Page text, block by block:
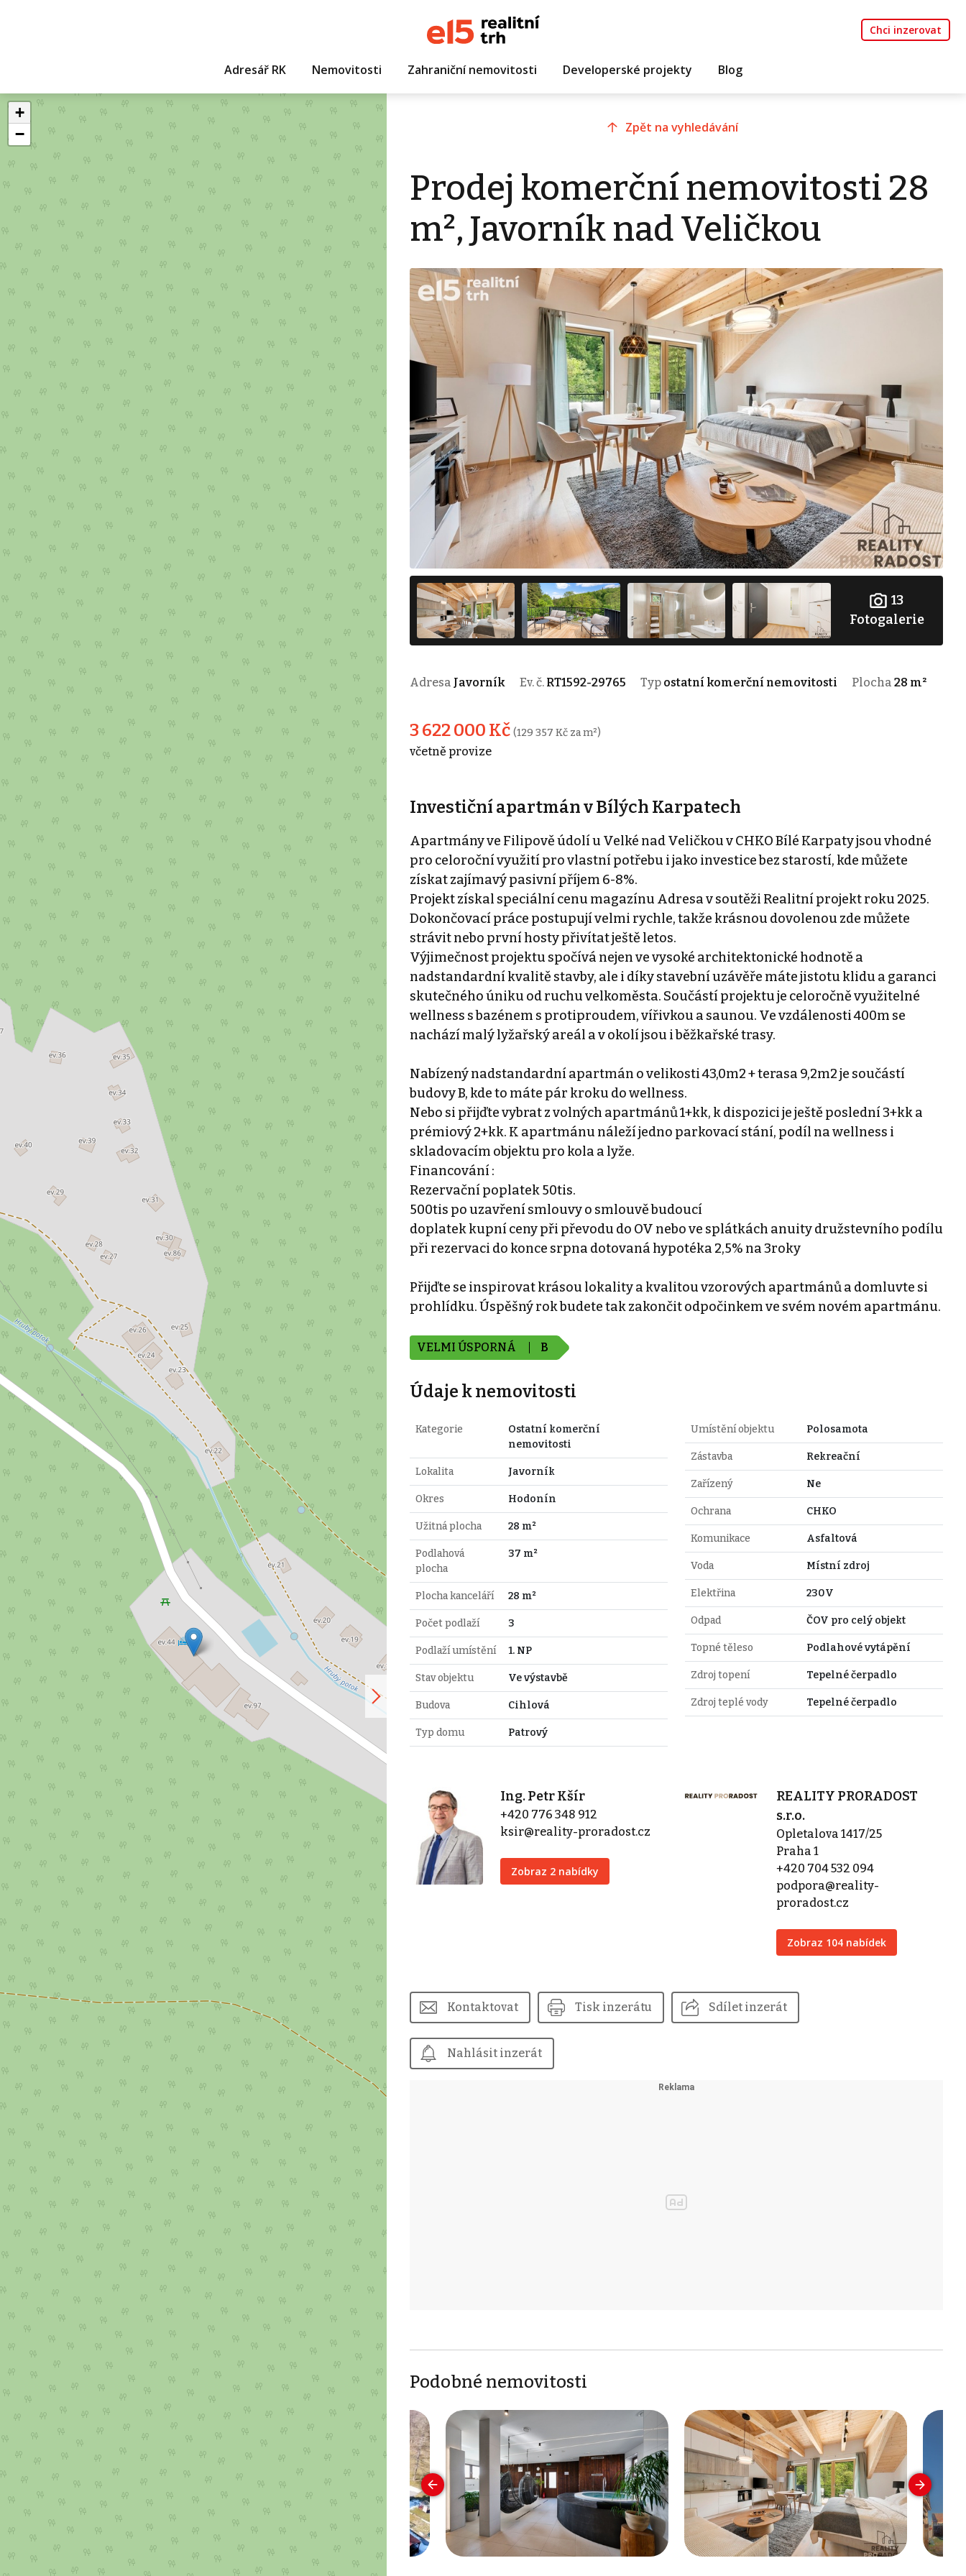
Chci inzerovat
Adresář RK Nemovitosti Zahraniční nemovitosti Developerské projekty Blog
+
−
Zpět na vyhledávání
Prodej komerční nemovitosti 28
m², Javorník nad Veličkou
13
Fotogalerie
Adresa Javorník Ev. č. RT1592-29765 Typ ostatní komerční nemovitosti Plocha 28 m²
3 622 000 Kč (129 357 Kč za m²)
včetně provize
Investiční apartmán v Bílých Karpatech
Apartmány ve Filipově údolí u Velké nad Veličkou v CHKO Bílé Karpaty jsou vhodné
pro celoroční využití pro vlastní potřebu i jako investice bez starostí, kde můžete
získat zajímavý pasivní příjem 6-8%.
Projekt získal speciální cenu magazínu Adresa v soutěži Realitní projekt roku 2025.
Dokončovací práce postupují velmi rychle, takže krásnou dovolenou zde můžete
strávit nebo první hosty přivítat ještě letos.
Výjimečnost projektu spočívá nejen ve vysoké architektonické hodnotě a
nadstandardní kvalitě stavby, ale i díky stavební uzávěře máte jistotu klidu a garanci
skutečného úniku od ruchu velkoměsta. Součástí projektu je celoročně využitelné
wellness s bazénem s protiproudem, vířivkou a saunou. Ve vzdálenosti 400m se
nachází malý lyžařský areál a v okolí jsou i běžkařské trasy.
Nabízený nadstandardní apartmán o velikosti 43,0m2 + terasa 9,2m2 je součástí
budovy B, kde to máte pár kroku do wellness.
Nebo si přijďte vybrat z volných apartmánů 1+kk, k dispozici je ještě poslední 3+kk a
prémiový 2+kk. K apartmánu náleží jedno parkovací stání, podíl na wellness i
skladovacím objektu pro kola a lyže.
Financování :
Rezervační poplatek 50tis.
500tis po uzavření smlouvy o smlouvě budoucí
doplatek kupní ceny při převodu do OV nebo ve splátkách anuity družstevního podílu
při rezervaci do konce srpna dotovaná hypotéka 2,5% na 3roky
Přijďte se inspirovat krásou lokality a kvalitou vzorových apartmánů a domluvte si
prohlídku. Úspěšný rok budete tak zakončit odpočinkem ve svém novém apartmánu.
VELMI ÚSPORNÁ B
Údaje k nemovitosti
Kategorie
Ostatní komerční
nemovitosti
Lokalita Javorník
Okres Hodonín
Užitná plocha 28 m²
Podlahová
plocha
37 m²
Plocha kanceláří 28 m²
Počet podlaží 3
Podlaží umístění 1. NP
Stav objektu Ve výstavbě
Budova Cihlová
Typ domu Patrový
Umístění objektu Polosamota
Zástavba Rekreační
Zařízený Ne
Ochrana CHKO
Komunikace Asfaltová
Voda Místní zdroj
Elektřina 230V
Odpad ČOV pro celý objekt
Topné těleso Podlahové vytápění
Zdroj topení Tepelné čerpadlo
Zdroj teplé vody Tepelné čerpadlo
Ing. Petr Kšír
+420 776 348 912
ksir@reality-proradost.cz
Zobraz 2 nabídky
REALITY PRORADOST
s.r.o.
Opletalova 1417/25
Praha 1
+420 704 532 094
podpora@reality-
proradost.cz
Zobraz 104 nabídek
Kontaktovat Tisk inzerátu Sdílet inzerát
Nahlásit inzerát
Podobné nemovitosti